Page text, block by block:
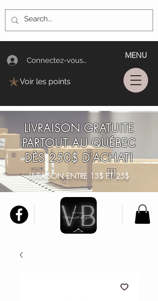
Connectez-vous/Log In
MENU
Voir les points
LIVRAISON GRATUITE
PARTOUT AU QUÉBEC
DÈS 250$ D'ACHAT!
LIVRAISON ENTRE 13$ ET 25$